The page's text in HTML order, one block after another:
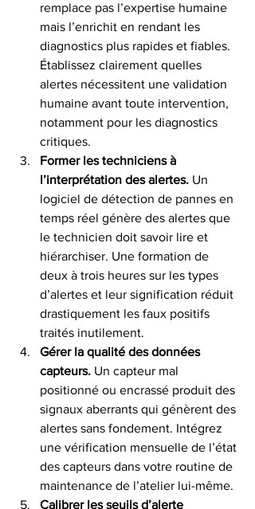
remplace pas l’expertise humaine
mais l’enrichit en rendant les
diagnostics plus rapides et fiables.
Établissez clairement quelles
alertes nécessitent une validation
humaine avant toute intervention,
notamment pour les diagnostics
critiques.
Former les techniciens à
l’interprétation des alertes. Un
logiciel de détection de pannes en
temps réel génère des alertes que
le technicien doit savoir lire et
hiérarchiser. Une formation de
deux à trois heures sur les types
d’alertes et leur signification réduit
drastiquement les faux positifs
traités inutilement.
Gérer la qualité des données
capteurs. Un capteur mal
positionné ou encrassé produit des
signaux aberrants qui génèrent des
alertes sans fondement. Intégrez
une vérification mensuelle de l’état
des capteurs dans votre routine de
maintenance de l’atelier lui-même.
Calibrer les seuils d’alerte